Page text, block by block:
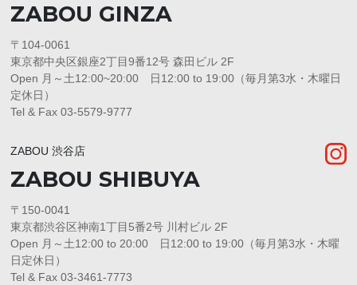
ZABOU GINZA
〒104-0061
東京都中央区銀座2丁目9番12号 森田ビル 2F
Open 月～土12:00~20:00 日12:00 to 19:00（毎月第3水・木曜日
定休日）
Tel & Fax 03-5579-9777
ZABOU 渋谷店
ZABOU SHIBUYA
〒150-0041
東京都渋谷区神南1丁目5番2号 川村ビル 2F
Open 月～土12:00 to 20:00 日12:00 to 19:00（毎月第3水・木曜
日定休日）
Tel & Fax 03-3461-7773